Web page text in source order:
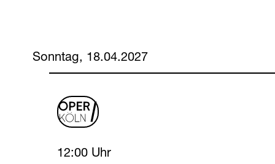
Sonntag, 18.04.2027
Sunday, 18 April 2027
12:00 Uhr
oper